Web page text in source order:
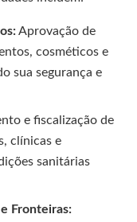
Aprovação de
cosméticos e
sua segurança e
e fiscalização de
clínicas e
sanitárias
Fronteiras: